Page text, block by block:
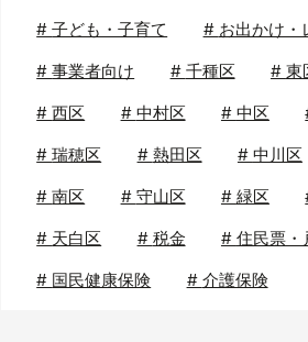
#子ども・子育て # お出かけ・
#事業者向け # 千種区 # 東
#西区 # 中村区 # 中区
#瑞穂区 # 熱田区 # 中川区
#南区 # 守山区 # 緑区
# 天白区 # 税金 # 住民票・
# 国民健康保険 # 介護保険